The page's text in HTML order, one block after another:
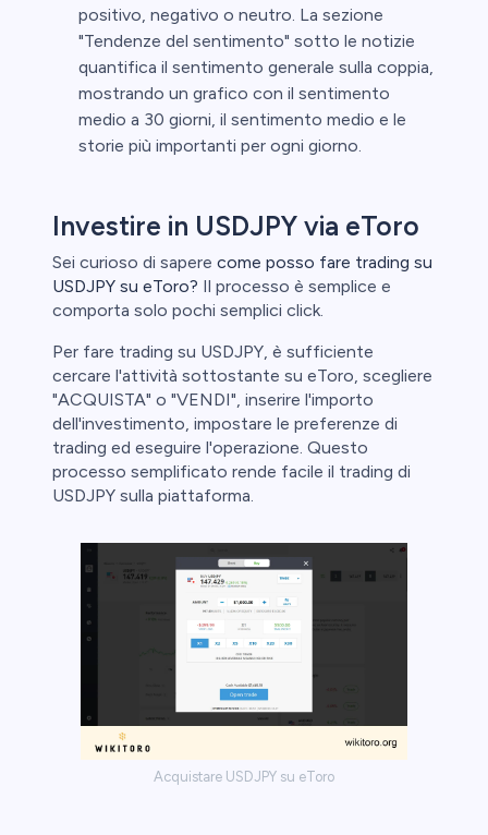
positivo, negativo o neutro. La sezione
"Tendenze del sentimento" sotto le notizie
quantifica il sentimento generale sulla coppia,
mostrando un grafico con il sentimento
medio a 30 giorni, il sentimento medio e le
storie più importanti per ogni giorno.
Investire in USDJPY via eToro
Sei curioso di sapere come posso fare trading su
USDJPY su eToro? Il processo è semplice e
comporta solo pochi semplici click.
Per fare trading su USDJPY, è sufficiente
cercare l'attività sottostante su eToro, scegliere
"ACQUISTA" o "VENDI", inserire l'importo
dell'investimento, impostare le preferenze di
trading ed eseguire l'operazione. Questo
processo semplificato rende facile il trading di
USDJPY sulla piattaforma.
Acquistare USDJPY su eToro